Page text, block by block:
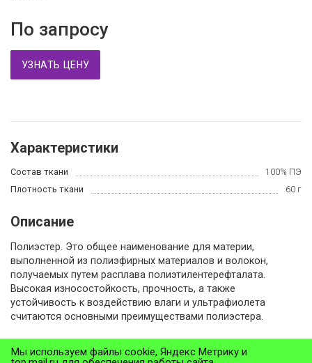
По запросу
УЗНАТЬ ЦЕНУ
Характеристики
Состав ткани
100% ПЭ
Плотность ткани
60 г
Описание
Полиэстер. Это общее наименование для материи,
выполненной из полиэфирных материалов и волокон,
получаемых путем расплава полиэтилентерефталата.
Высокая износостойкость, прочность, а также
устойчивость к воздействию влаги и ультрафиолета
считаются основными преимуществами полиэстера.
Назад в раздел
Мы используем файлы cookie, Яндекс Метрику и